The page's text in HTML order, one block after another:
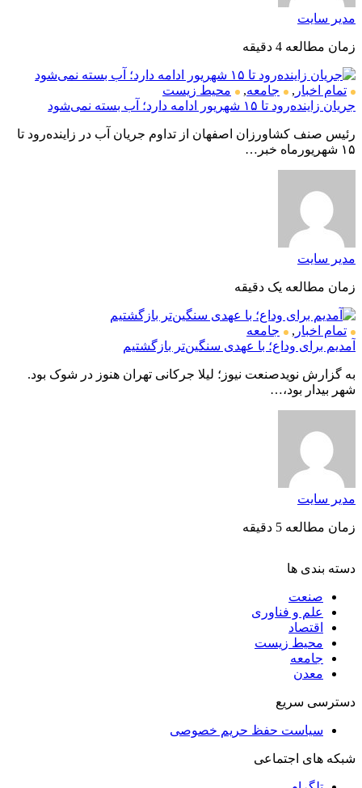
مدیر سایت
زمان مطالعه 4 دقیقه
تمام اخبار , جامعه,
محیط زیست
جریان زاینده‌رود تا ۱۵ شهریور ادامه دارد؛ آب بسته نمی‌شود
رئیس صنف کشاورزان اصفهان از تداوم جریان آب در زاینده‌رود تا
۱۵ شهریورماه خبر…
مدیر سایت
زمان مطالعه یک دقیقه
تمام اخبار ,
جامعه
آمدیم برای وداع؛ با عهدی سنگین‌تر بازگشتیم
به گزارش نویدصنعت نیوز؛ لیلا جرکانی تهران هنوز در شوک بود.
شهر بیدار بود،…
مدیر سایت
زمان مطالعه 5 دقیقه
دسته بندی ها
صنعت
علم و فناوری
اقتصاد
محیط زیست
جامعه
معدن
دسترسی سریع
سیاست حفظ حریم خصوصی
شبکه های اجتماعی